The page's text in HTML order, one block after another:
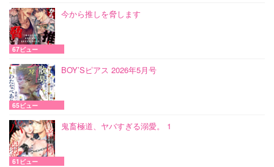
今から推しを脅します
67ビュー
BOY’Sピアス 2026年5月号
65ビュー
鬼畜極道、ヤバすぎる溺愛。 1
61ビュー